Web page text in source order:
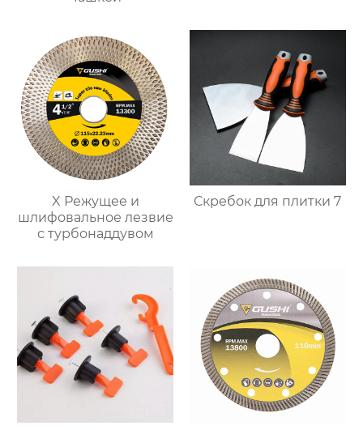
X Режущее и
шлифовальное лезвие
с турбонаддувом
Скребок для плитки 7